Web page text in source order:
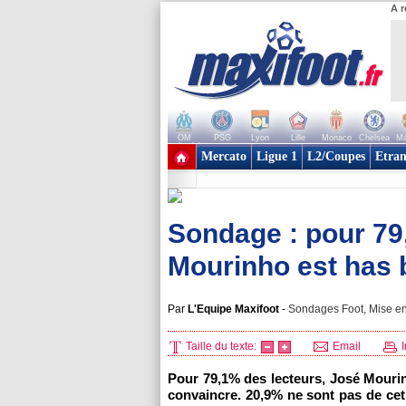
A
OM PSG Lyon Lille Monaco Chelsea
+ de clubs
Mercato Ligue 1 L2/Coupes
Sondage : pour
Mourinho est has
Par L'Equipe Maxifoot - Sondages Foot, Mise
Taille du texte: Email
Pour 79,1% des lecteurs, José
convaincre. 20,9% ne sont pas de